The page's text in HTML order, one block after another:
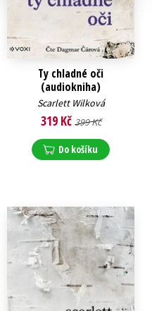
Ty chladné oči
(audiokniha)
Scarlett Wilková
319 Kč 399 Kč
Do košíku